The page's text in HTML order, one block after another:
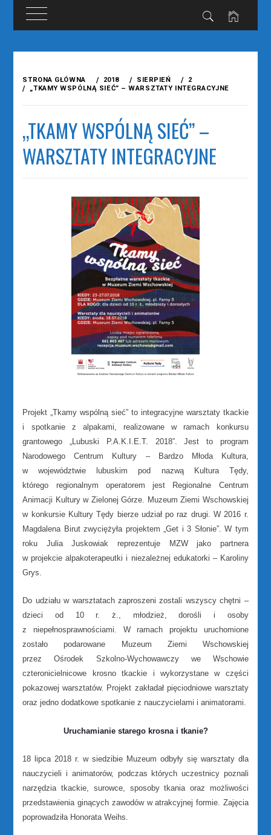
treści
STRONA GŁÓWNA 2018 SIERPIEŃ
2
„TKAMY WSPÓLNĄ SIEĆ” – WARSZTATY INTEGRACYJNE
„TKAMY WSPÓLNĄ SIEĆ” –
WARSZTATY INTEGRACYJNE
Projekt „Tkamy wspólną sieć” to integracyjne warsztaty tkackie
i spotkanie z alpakami, realizowane w ramach konkursu
grantowego „Lubuski P.A.K.I.E.T. 2018”. Jest to program
Narodowego Centrum Kultury – Bardzo Młoda Kultura,
w województwie lubuskim pod nazwą Kultura Tędy,
którego regionalnym operatorem jest Regionalne Centrum
Animacji Kultury w Zielonej Górze. Muzeum Ziemi Wschowskiej
w konkursie Kultury Tędy bierze udział po raz drugi. W 2016 r.
Magdalena Birut zwyciężyła projektem „Get i 3 Słonie”. W tym
roku Julia Juskowiak reprezentuje MZW jako partnera
w projekcie alpakoterapeutki i niezależnej edukatorki – Karoliny
Grys.
Do udziału w warsztatach zaproszeni zostali wszyscy chętni –
dzieci od 10 r. ż., młodzież, dorośli i osoby
z niepełnosprawnościami. W ramach projektu uruchomione
zostało podarowane Muzeum Ziemi Wschowskiej
przez Ośrodek Szkolno-Wychowawczy we Wschowie
czteronicielnicowe krosno tkackie i wykorzystane w części
pokazowej warsztatów. Projekt zakładał pięciodniowe warsztaty
oraz jedno dodatkowe spotkanie z nauczycielami i animatorami.
Uruchamianie starego krosna i tkanie?
18 lipca 2018 r. w siedzibie Muzeum odbyły się warsztaty dla
nauczycieli i animatorów, podczas których uczestnicy poznali
narzędzia tkackie, surowce, sposoby tkania oraz możliwości
przedstawienia ginących zawodów w atrakcyjnej formie. Zajęcia
poprowadziła Honorata Weihs.